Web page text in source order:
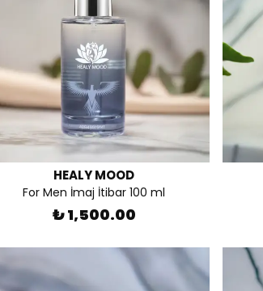
HEALY MOOD
For Men İmaj İtibar 100 ml
₺ 1,500.00